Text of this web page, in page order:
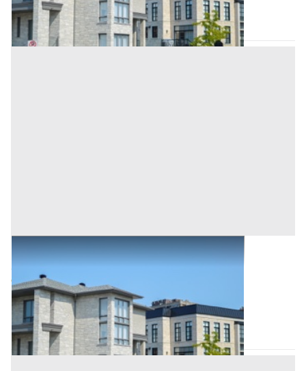
Codice asta:
a4003517
23/09/2026
Abitazione di Tipo Civile all'asta a Padova
Sant'Angelo di Piove di Sacco (Padova)
92.250 € 123.000 €
Codice asta:bd9b5134
Asta chiusa